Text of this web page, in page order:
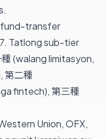
transfer
Tatlong sub-tier
(walang limitasyon,
第二種
fintech), 第三種
Union, OFX,